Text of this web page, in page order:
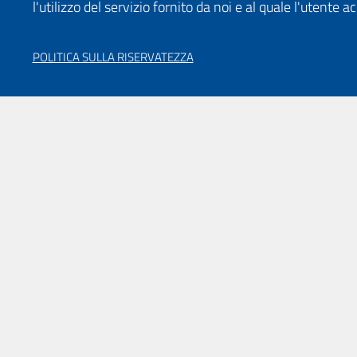
l'utilizzo del servizio fornito da noi e al quale l'utente
POLITICA SULLA RISERVATEZZA